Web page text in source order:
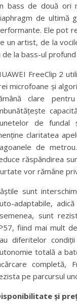
bass de două ori
de ultimă
Ele pot
un artist, de la
de la bass-ul
FreeClip 2
microfoane și
clare
de fundal
claritatea
de
răspândirea
vor rămâne
sunt
adaptabile,
sunt
fiind mai mult
diferitelor
totală a
completă,
pe parcursul
și